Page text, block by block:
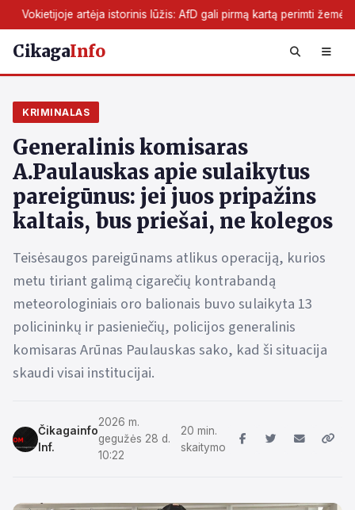
istorinis lūžis: AfD gali pirmą kartą perimti žemės valdžią
CikagaInfo
KRIMINALAS
Generalinis komisaras
A.Paulauskas apie sulaikytus
pareigūnus: jei juos pripažins
kaltais, bus priešai, ne kolegos
Teisėsaugos pareigūnams atlikus operaciją, kurios
metu tiriant galimą cigarečių kontrabandą
meteorologiniais oro balionais buvo sulaikyta 13
policininkų ir pasieniečių, policijos generalinis
komisaras Arūnas Paulauskas sako, kad ši situacija
skaudi visai institucijai.
Čikagainfo
Inf.
2026 m.
gegužės 28 d.
10:22
20 min.
skaitymo